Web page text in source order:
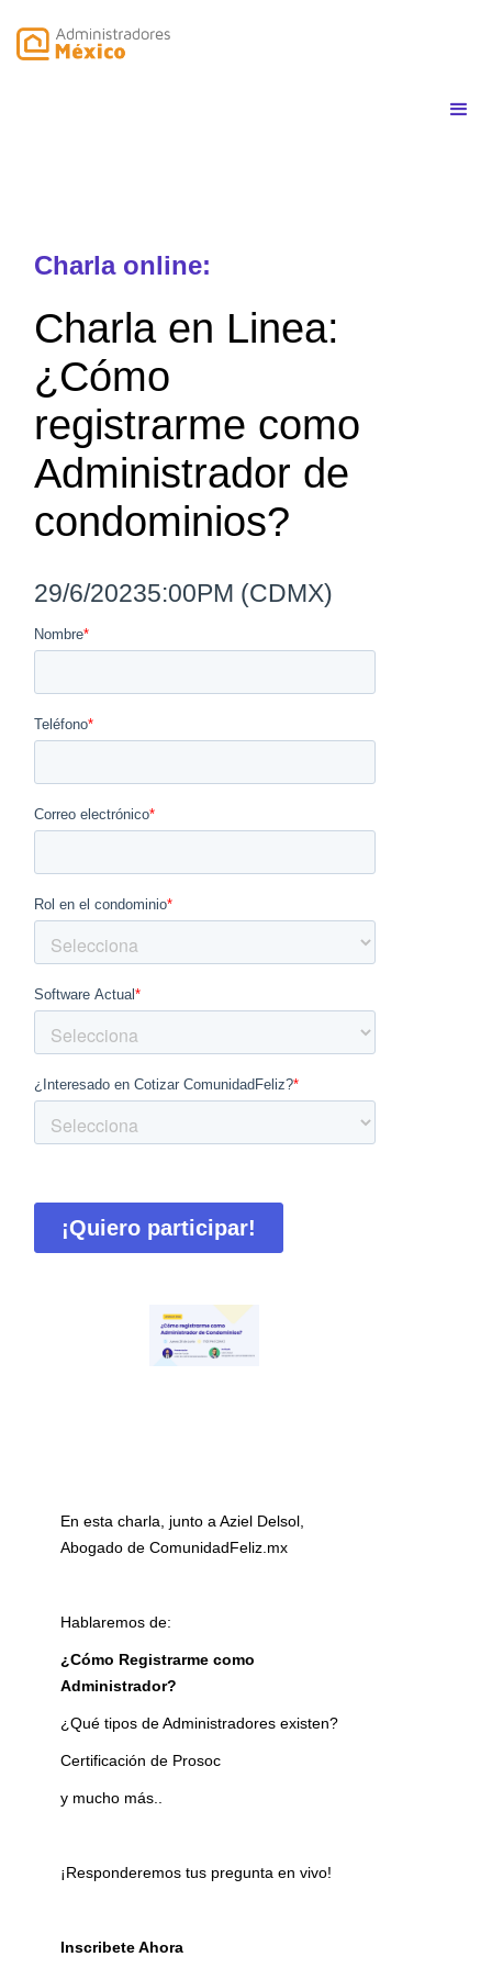
Charla online:
Charla en Linea:
¿Cómo
registrarme como
Administrador de
condominios?
29/6/20235:00PM (CDMX)
En esta charla, junto a Aziel Delsol,
Abogado de ComunidadFeliz.mx
Hablaremos de:
¿Cómo Registrarme como
Administrador?
¿Qué tipos de Administradores existen?
Certificación de Prosoc
y mucho más..
¡Responderemos tus pregunta en vivo!
Inscribete Ahora